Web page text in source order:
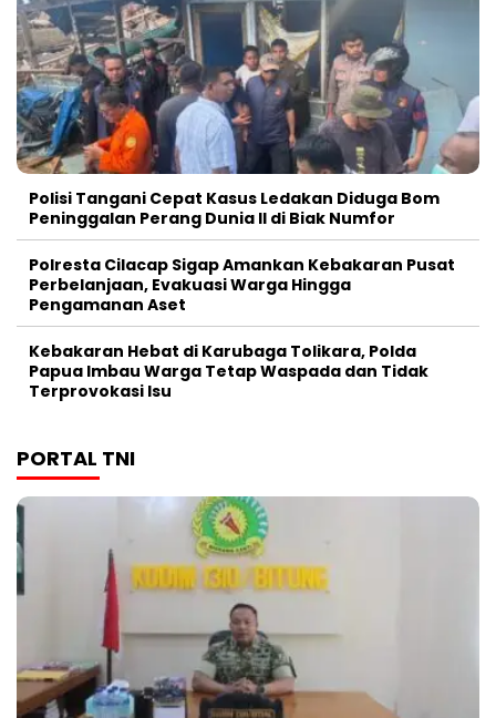
Polisi Tangani Cepat Kasus Ledakan Diduga Bom
Peninggalan Perang Dunia II di Biak Numfor
Polresta Cilacap Sigap Amankan Kebakaran Pusat
Perbelanjaan, Evakuasi Warga Hingga
Pengamanan Aset
Kebakaran Hebat di Karubaga Tolikara, Polda
Papua Imbau Warga Tetap Waspada dan Tidak
Terprovokasi Isu
PORTAL TNI